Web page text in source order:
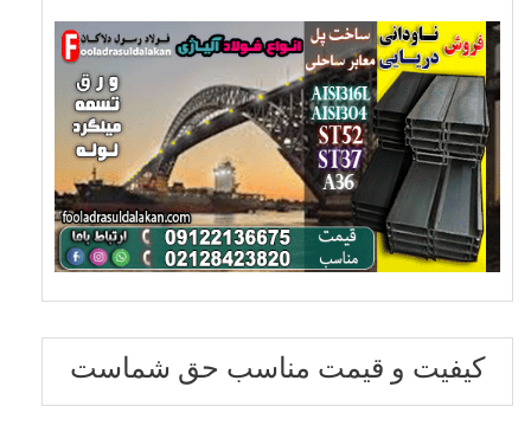
کیفیت و قیمت مناسب حق شماست